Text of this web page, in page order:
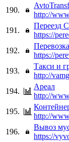
190.
http://
191.
Переезд
https://
192.
https://
193.
Такси и
http://
194.
Ареал
http://
195.
http://
196.
Вывоз
https://